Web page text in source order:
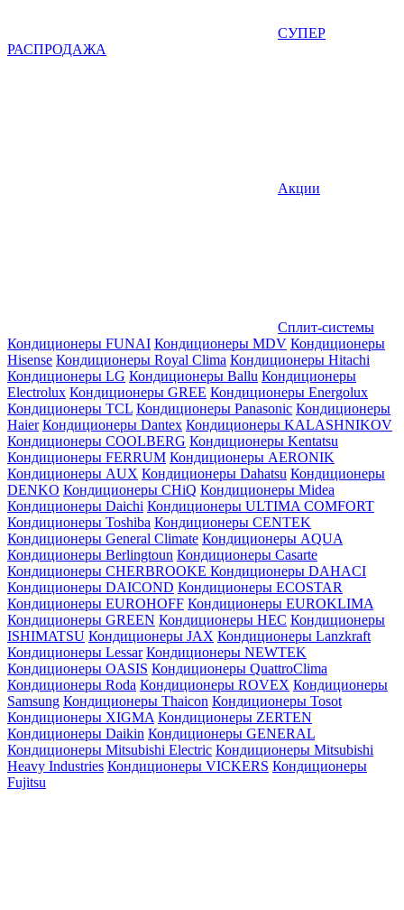
СУПЕР
РАСПРОДАЖА
Акции
Сплит-системы
Кондиционеры FUNAI Кондиционеры MDV Кондиционеры
Hisense Кондиционеры Royal Clima Кондиционеры Hitachi
Кондиционеры LG Кондиционеры Ballu Кондиционеры
Electrolux Кондиционеры GREE Кондиционеры Energolux
Кондиционеры TCL Кондиционеры Panasonic Кондиционеры
Haier Кондиционеры Dantex Кондиционеры KALASHNIKOV
Кондиционеры СOOLBERG Кондиционеры Kentatsu
Кондиционеры FERRUM Кондиционеры AERONIK
Кондиционеры AUX Кондиционеры Dahatsu Кондиционеры
DENKO Кондиционеры CHiQ Кондиционеры Midea
Кондиционеры Daichi Кондиционеры ULTIMA COMFORT
Кондиционеры Toshiba Кондиционеры CENTEK
Кондиционеры General Climate Кондиционеры AQUA
Кондиционеры Berlingtoun Кондиционеры Casarte
Кондиционеры CHERBROOKE Кондиционеры DAHACI
Кондиционеры DAICOND Кондиционеры ECOSTAR
Кондиционеры EUROHOFF Кондиционеры EUROKLIMA
Кондиционеры GREEN Кондиционеры HEC Кондиционеры
ISHIMATSU Кондиционеры JAX Кондиционеры Lanzkraft
Кондиционеры Lessar Кондиционеры NEWTEK
Кондиционеры OASIS Кондиционеры QuattroClima
Кондиционеры Roda Кондиционеры ROVEX Кондиционеры
Samsung Кондиционеры Thaicon Кондиционеры Tosot
Кондиционеры XIGMA Кондиционеры ZERTEN
Кондиционеры Daikin Кондиционеры GENERAL
Кондиционеры Mitsubishi Electric Кондиционеры Mitsubishi
Heavy Industries Кондиционеры VICKERS Кондиционеры
Fujitsu